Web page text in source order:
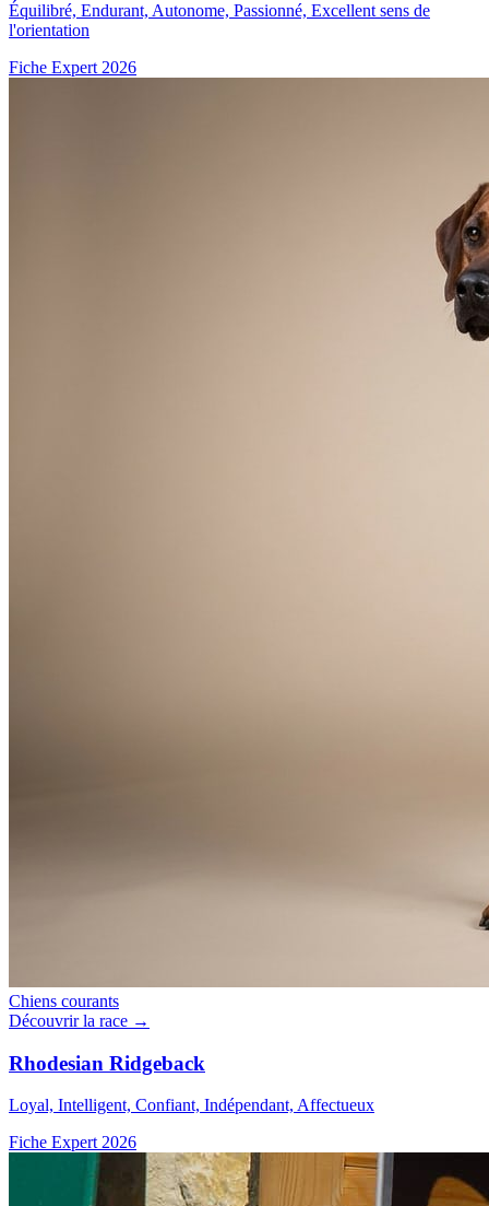
Équilibré, Endurant, Autonome, Passionné, Excellent sens de
l'orientation
Fiche Expert 2026
Chiens courants
Découvrir la race →
Rhodesian Ridgeback
Loyal, Intelligent, Confiant, Indépendant, Affectueux
Fiche Expert 2026